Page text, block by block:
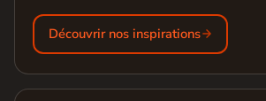
Découvrir nos inspirations